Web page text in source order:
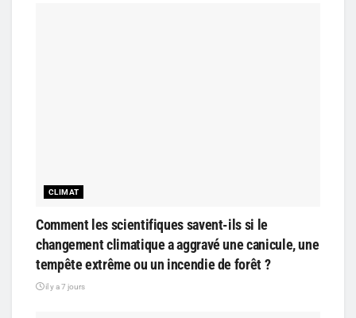
CLIMAT
Comment les scientifiques savent-ils si le
changement climatique a aggravé une canicule, une
tempête extrême ou un incendie de forêt ?
il y a 7 jours